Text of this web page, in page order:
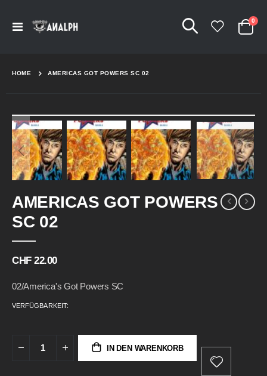
Navigation
Cart
0
HOME AMERICAS GOT POWERS SC 02
AMERICAS GOT POWERS
SC 02
CHF 22.00
02/America's Got Powers SC
VERFÜGBARKEIT:
IN DEN WARENKORB
Skip
to
the
end
of
the
images
gallery
to
the
beginning
images